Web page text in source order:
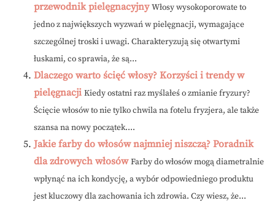
przewodnik pielęgnacyjny Włosy wysokoporowate to
jedno z największych wyzwań w pielęgnacji, wymagające
szczególnej troski i uwagi. Charakteryzują się otwartymi
łuskami, co sprawia, że są...
Dlaczego warto ścięć włosy? Korzyści i trendy w
pielęgnacji Kiedy ostatni raz myślałeś o zmianie fryzury?
Ścięcie włosów to nie tylko chwila na fotelu fryzjera, ale także
szansa na nowy początek....
Jakie farby do włosów najmniej niszczą? Poradnik
dla zdrowych włosów Farby do włosów mogą diametralnie
wpłynąć na ich kondycję, a wybór odpowiedniego produktu
jest kluczowy dla zachowania ich zdrowia. Czy wiesz, że...